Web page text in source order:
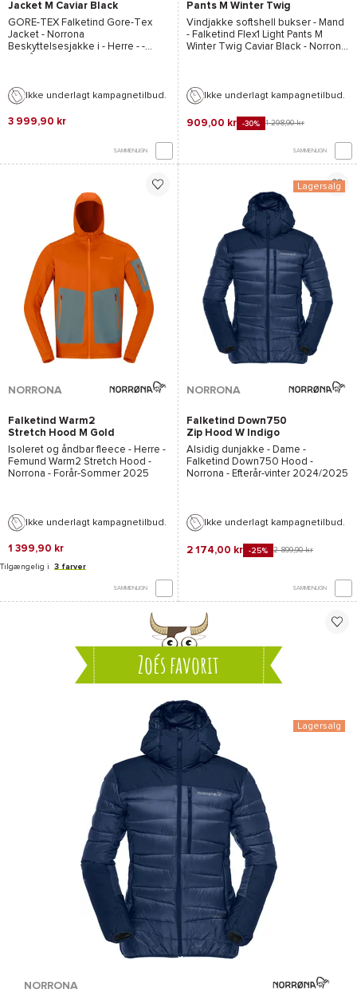
Jacket M Caviar Black
GORE-TEX Falketind Gore-Tex
Jacket - Norrona
Beskyttelsesjakke i - Herre - -
Ikke underlagt kampagnetilbud.
3 999,90 kr
SAMMENLIGN
Pants M Winter Twig
Caviar Black
Vindjakke softshell bukser - Mand
- Falketind Flex1 Light Pants M
Winter Twig Caviar Black - Norrona
Ikke underlagt kampagnetilbud.
909,00 kr -30% 1 298,90 kr
SAMMENLIGN
NORRONA
Falketind Warm2
Stretch Hood M Gold
Flame
Isoleret og åndbar fleece - Herre -
Femund Warm2 Stretch Hood -
Norrona - Forår-Sommer 2025
Ikke underlagt kampagnetilbud.
1 399,90 kr
Tilgængelig i 3 farver
SAMMENLIGN
Lagersalg
NORRONA
Falketind Down750
Zip Hood W Indigo
Night
Alsidig dunjakke - Dame -
Falketind Down750 Hood -
Norrona - Efterår-vinter 2024/2025
Ikke underlagt kampagnetilbud.
2 174,00 kr -25% 2 899,90 kr
SAMMENLIGN
Zoés favorit
Lagersalg
NORRONA